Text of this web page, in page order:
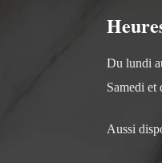
Du lundi
Samedi et
Aussi